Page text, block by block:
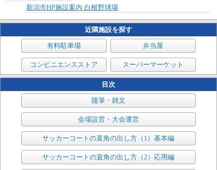
新潟市HP施設案内 白根野球場
近隣施設を探す
有料駐車場 弁当屋
コンビニエンスストア スーパーマーケット
目次
随筆・雑文
会場設営・大会運営
サッカーコートの直角の出し方（1）基本編
サッカーコートの直角の出し方（2）応用編